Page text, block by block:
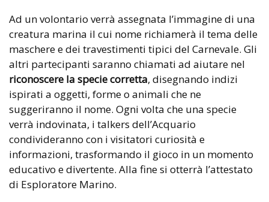
Ad un volontario verrà assegnata l’immagine di una
creatura marina il cui nome richiamerà il tema delle
maschere e dei travestimenti tipici del Carnevale. Gli
altri partecipanti saranno chiamati ad aiutare nel
riconoscere la specie corretta, disegnando indizi
ispirati a oggetti, forme o animali che ne
suggeriranno il nome. Ogni volta che una specie
verrà indovinata, i talkers dell’Acquario
condivideranno con i visitatori curiosità e
informazioni, trasformando il gioco in un momento
educativo e divertente. Alla fine si otterrà l’attestato
di Esploratore Marino.